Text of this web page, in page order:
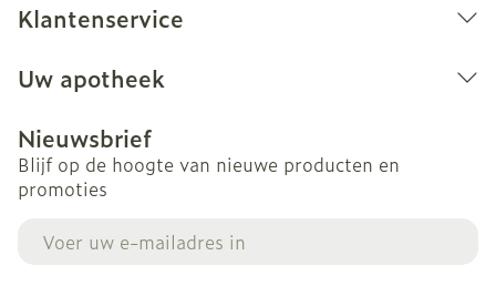
Klantenservice
Uw apotheek
Nieuwsbrief
Blijf op de hoogte van nieuwe producten en
promoties